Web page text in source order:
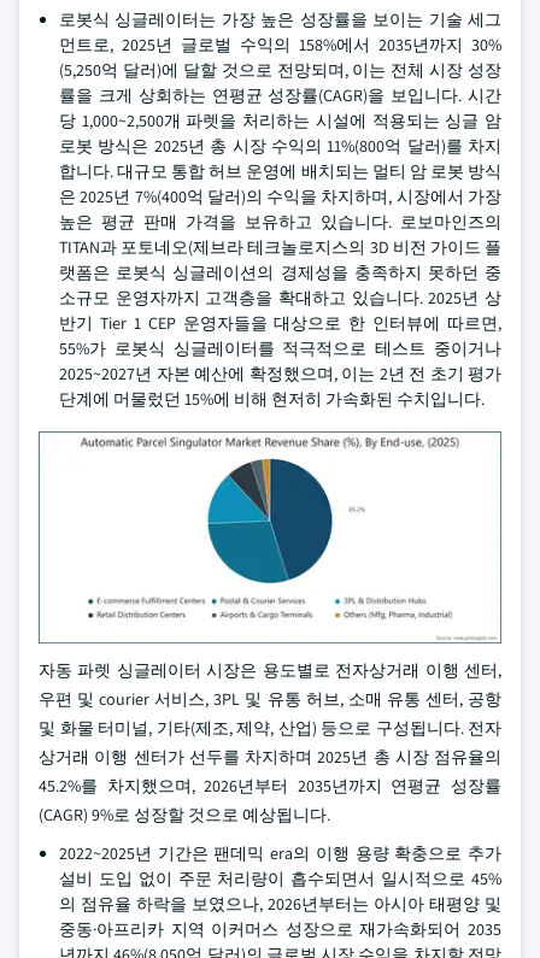
로봇식 싱글레이터는 가장 높은 성장률을 보이는 기술 세그
먼트로, 2025년 글로벌 수익의 158%에서 2035년까지 30%
(5,250억 달러)에 달할 것으로 전망되며, 이는 전체 시장 성장
률을 크게 상회하는 연평균 성장률(CAGR)을 보입니다. 시간
당 1,000~2,500개 파렛을 처리하는 시설에 적용되는 싱글 암
로봇 방식은 2025년 총 시장 수익의 11%(800억 달러)를 차지
합니다. 대규모 통합 허브 운영에 배치되는 멀티 암 로봇 방식
은 2025년 7%(400억 달러)의 수익을 차지하며, 시장에서 가장
높은 평균 판매 가격을 보유하고 있습니다. 로보마인즈의
TITAN과 포토네오(제브라 테크놀로지스의 3D 비전 가이드 플
랫폼은 로봇식 싱글레이션의 경제성을 충족하지 못하던 중
소규모 운영자까지 고객층을 확대하고 있습니다. 2025년 상
반기 Tier 1 CEP 운영자들을 대상으로 한 인터뷰에 따르면,
55%가 로봇식 싱글레이터를 적극적으로 테스트 중이거나
2025~2027년 자본 예산에 확정했으며, 이는 2년 전 초기 평가
단계에 머물렀던 15%에 비해 현저히 가속화된 수치입니다.
자동 파렛 싱글레이터 시장은 용도별로 전자상거래 이행 센터,
우편 및 courier 서비스, 3PL 및 유통 허브, 소매 유통 센터, 공항
및 화물 터미널, 기타(제조, 제약, 산업) 등으로 구성됩니다. 전자
상거래 이행 센터가 선두를 차지하며 2025년 총 시장 점유율의
45.2%를 차지했으며, 2026년부터 2035년까지 연평균 성장률
(CAGR) 9%로 성장할 것으로 예상됩니다.
2022~2025년 기간은 팬데믹 era의 이행 용량 확충으로 추가
설비 도입 없이 주문 처리량이 흡수되면서 일시적으로 45%
의 점유율 하락을 보였으나, 2026년부터는 아시아 태평양 및
중동·아프리카 지역 이커머스 성장으로 재가속화되어 2035